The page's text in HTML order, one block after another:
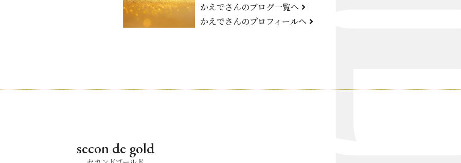
KARMA
SPORTS&DINING SUN(宮古島）
かえでさんのブログ一覧へ
かえでさんのプロフィールへ
secon de gold